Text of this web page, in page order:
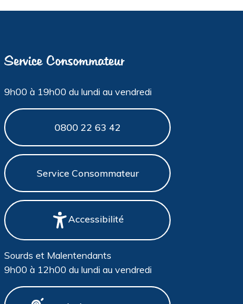
Service Consommateur
9h00 à 19h00 du lundi au vendredi
0800 22 63 42
Service Consommateur
Accessibilité
Sourds et Malentendants
9h00 à 12h00 du lundi au vendredi